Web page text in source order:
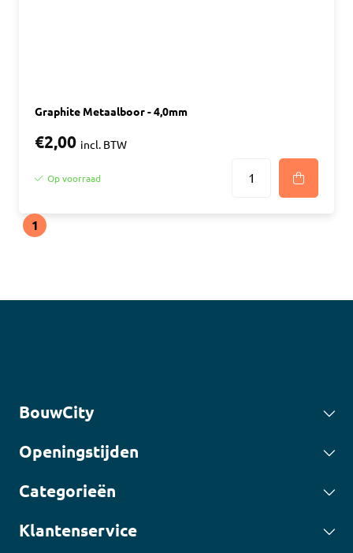
Graphite Metaalboor - 4,0mm
€2,00 incl. BTW
Op voorraad
1
BouwCity
Openingstijden
Categorieën
Klantenservice